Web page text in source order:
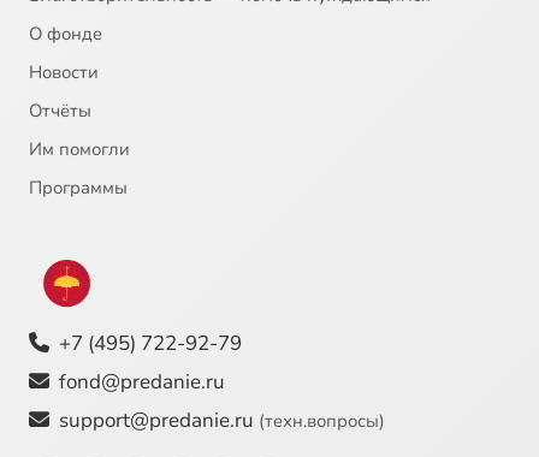
О фонде
Новости
Отчёты
Им помогли
Программы
+7 (495) 722-92-79
fond@predanie.ru
support@predanie.ru (техн.вопросы)